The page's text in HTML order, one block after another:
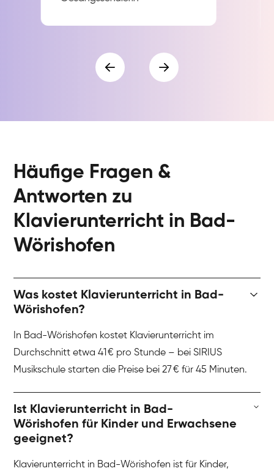
Häufige Fragen &
Antworten zu
Klavierunterricht in Bad-
Wörishofen
Was kostet Klavierunterricht in Bad-
Wörishofen?
In Bad-Wörishofen kostet Klavierunterricht im
Durchschnitt etwa 41 € pro Stunde – bei SIRIUS
Musikschule starten die Preise bei 27 € für 45 Minuten.
Ist Klavierunterricht in Bad-
Wörishofen für Kinder und Erwachsene
geeignet?
Klavierunterricht in Bad-Wörishofen ist für Kinder,